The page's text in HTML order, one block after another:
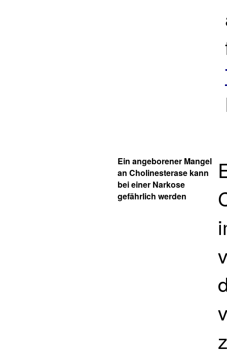
Ein angeborener Mangel
an Cholinesterase kann
bei einer Narkose
gefährlich werden